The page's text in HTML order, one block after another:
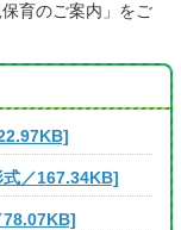
育のご案内」をご
式／167.34KB]
78.07KB]